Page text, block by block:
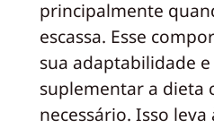
principalmente
escassa. Esse
sua adaptabilidade
suplementar a dieta
necessário. Isso